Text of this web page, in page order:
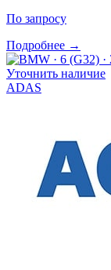
По запросу
Подробнее →
Уточнить наличие
ADAS